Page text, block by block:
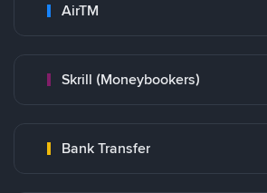
AirTM
Skrill (Moneybookers)
Bank Transfer